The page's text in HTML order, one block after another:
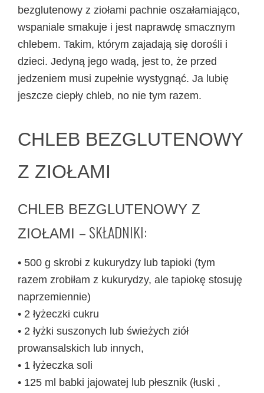
bezglutenowy z ziołami pachnie oszałamiająco,
wspaniale smakuje i jest naprawdę smacznym
chlebem. Takim, którym zajadają się dorośli i
dzieci. Jedyną jego wadą, jest to, że przed
jedzeniem musi zupełnie wystygnąć. Ja lubię
jeszcze ciepły chleb, no nie tym razem.
CHLEB BEZGLUTENOWY
Z ZIOŁAMI
CHLEB BEZGLUTENOWY Z
ZIOŁAMI – SKŁADNIKI:
• 500 g skrobi z kukurydzy lub tapioki (tym
razem zrobiłam z kukurydzy, ale tapiokę stosuję
naprzemiennie)
• 2 łyżeczki cukru
• 2 łyżki suszonych lub świeżych ziół
prowansalskich lub innych,
• 1 łyżeczka soli
• 125 ml babki jajowatej lub płesznik (łuski ,